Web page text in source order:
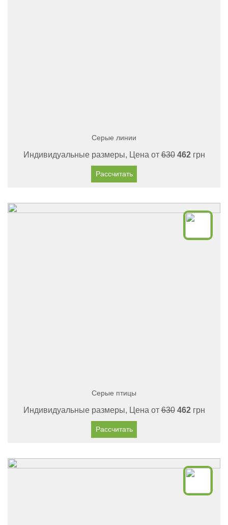
Серые линии
Индивидуальные размеры, Цена от630 462грн
Рассчитать
Серые птицы
Индивидуальные размеры, Цена от630 462грн
Рассчитать